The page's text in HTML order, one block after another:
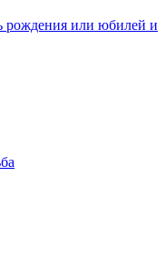
рождения или юбилей и